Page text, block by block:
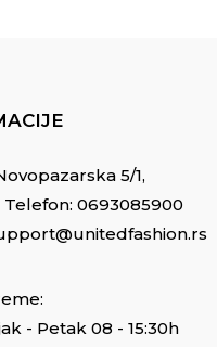
5/1,
0693085900
- Petak 08 - 15:30h